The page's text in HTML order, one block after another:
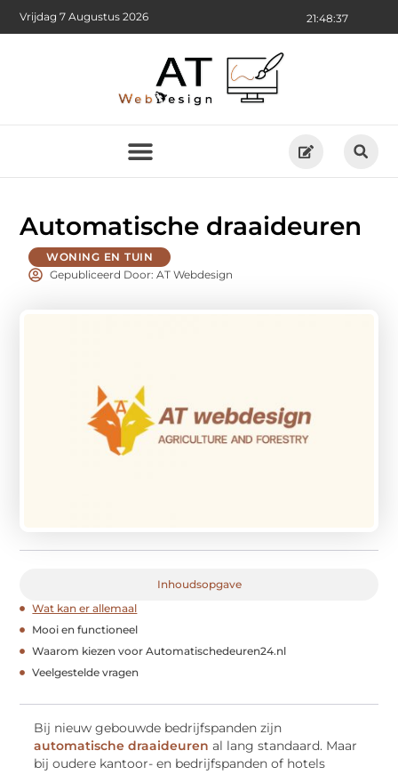
21:48:39
Vrijdag 7 Augustus 2026
Automatische draaideuren
WONING EN TUIN
Gepubliceerd Door: AT Webdesign
Inhoudsopgave
Wat kan er allemaal
Mooi en functioneel
Waarom kiezen voor Automatischedeuren24.nl
Veelgestelde vragen
Bij nieuw gebouwde bedrijfspanden zijn
automatische draaideuren al lang standaard. Maar
bij oudere kantoor- en bedrijfspanden of hotels